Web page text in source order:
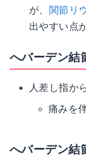
が、 関節リ
出やすい点
へバーデン結
人差し指か
痛みを
へバーデン結